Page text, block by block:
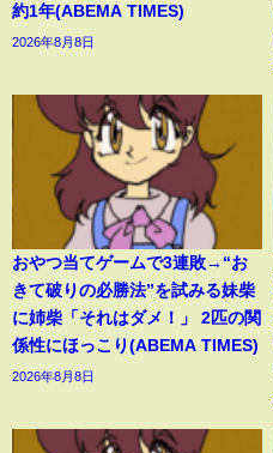
約1年(ABEMA TIMES)
2026年8月8日
おやつ当てゲームで3連敗→“お
きて破りの必勝法”を試みる妹柴
に姉柴「それはダメ！」 2匹の関
係性にほっこり(ABEMA TIMES)
2026年8月8日